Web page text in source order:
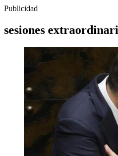
Publicidad
sesiones